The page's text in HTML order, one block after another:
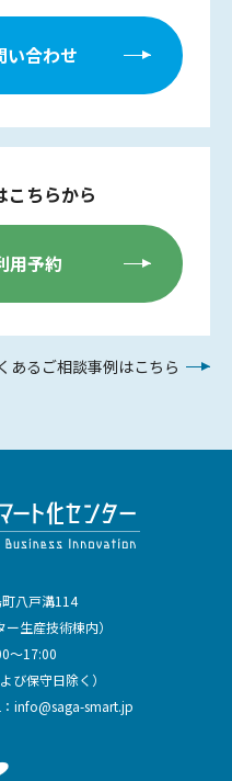
い合わせ
こちらから
用予約
あるご相談事例はこちら
八戸溝114
ー生産技術棟内）
～17:00
び保守日除く）
info@saga-smart.jp